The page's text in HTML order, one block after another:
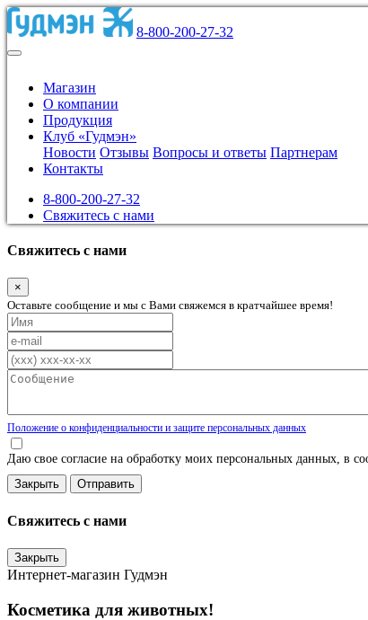
8-800-200-27-32
Магазин
О компании
Продукция
Клуб «Гудмэн»
Новости Отзывы Вопросы и ответы Партнерам
Контакты
8-800-200-27-32
Свяжитесь с нами
Свяжитесь с нами
×
Оставьте сообщение и мы с Вами свяжемся в кратчайшее время!
Положение о конфиденциальности и защите персональных данных
Даю свое согласие на обработку моих персональных данных, в
Закрыть
Свяжитесь с нами
Закрыть
Интернет-магазин Гудмэн
Косметика для животных!